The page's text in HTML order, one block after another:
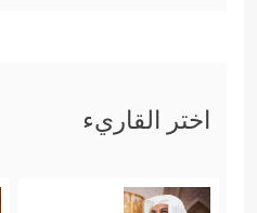
اختر القاريء